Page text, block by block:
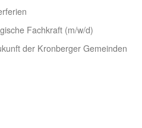
Fachkraft (m/w/d)
der Kronberger Gemeinden